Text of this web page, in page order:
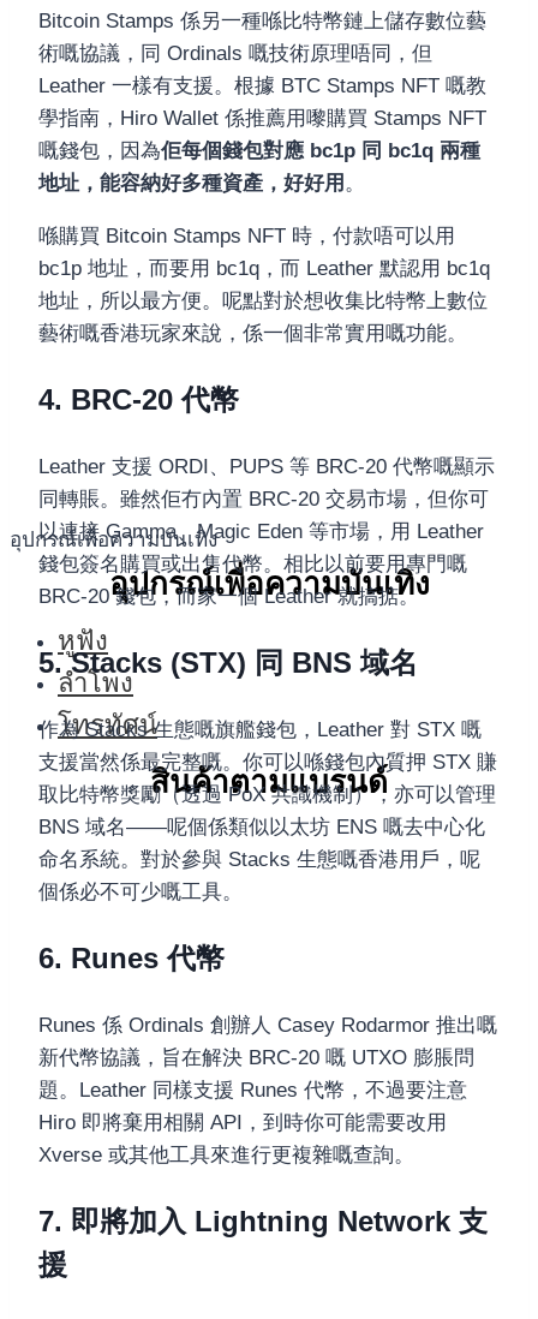
อุปกรณ์เพื่อความบันเทิง
อุปกรณ์เพื่อความบันเทิง
หูฟัง
ลำโพง
โทรทัศน์
สินค้าตามแบรนด์
Bitcoin Stamps 係另一種喺比特幣鏈上儲存數位藝
術嘅協議，同 Ordinals 嘅技術原理唔同，但
Leather 一樣有支援。根據 BTC Stamps NFT 嘅教
學指南，Hiro Wallet 係推薦用嚟購買 Stamps NFT
嘅錢包，因為佢每個錢包對應 bc1p 同 bc1q 兩種
地址，能容納好多種資產，好好用 。
喺購買 Bitcoin Stamps NFT 時，付款唔可以用
bc1p 地址，而要用 bc1q，而 Leather 默認用 bc1q
地址，所以最方便。呢點對於想收集比特幣上數位
藝術嘅香港玩家來說，係一個非常實用嘅功能。
4. BRC-20 代幣
Leather 支援 ORDI、PUPS 等 BRC-20 代幣嘅顯示
同轉賬。雖然佢冇內置 BRC-20 交易市場，但你可
以連接 Gamma、Magic Eden 等市場，用 Leather
錢包簽名購買或出售代幣。相比以前要用專門嘅
BRC-20 錢包，而家一個 Leather 就搞掂。
5. Stacks (STX) 同 BNS 域名
作為 Stacks 生態嘅旗艦錢包，Leather 對 STX 嘅
支援當然係最完整嘅。你可以喺錢包內質押 STX 賺
取比特幣獎勵（透過 PoX 共識機制），亦可以管理
BNS 域名——呢個係類似以太坊 ENS 嘅去中心化
命名系統。對於參與 Stacks 生態嘅香港用戶，呢
個係必不可少嘅工具。
6. Runes 代幣
Runes 係 Ordinals 創辦人 Casey Rodarmor 推出嘅
新代幣協議，旨在解決 BRC-20 嘅 UTXO 膨脹問
題。Leather 同樣支援 Runes 代幣，不過要注意
Hiro 即將棄用相關 API，到時你可能需要改用
Xverse 或其他工具來進行更複雜嘅查詢。
7. 即將加入 Lightning Network 支
援